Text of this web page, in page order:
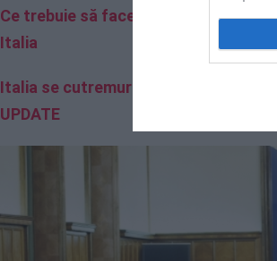
Ce trebuie să facem în caz de
Italia
Italia se cutremură. Seism
UPDATE